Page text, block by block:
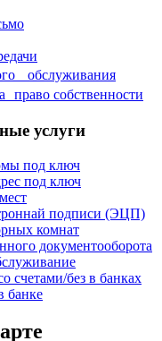
обслуживания
право собственности
услуги
под ключ
под ключ
подписи (ЭЦП)
комнат
документооборота
счетами/без в банках
банке